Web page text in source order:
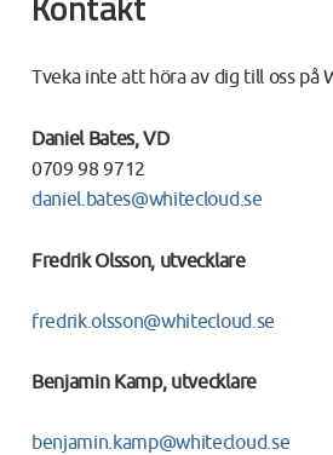
Tveka inte att höra av dig till oss på
Daniel Bates, VD
0709 98 9712
daniel.bates@whitecloud.se
Fredrik Olsson, utvecklare
fredrik.olsson@whitecloud.se
Benjamin Kamp, utvecklare
benjamin.kamp@whitecloud.se